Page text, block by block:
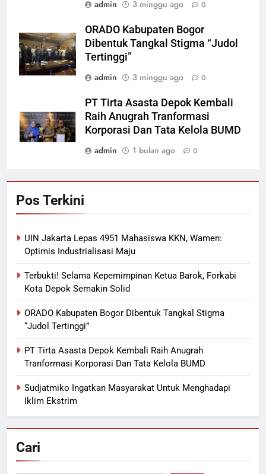
admin
3 minggu ago 0
ORADO Kabupaten Bogor
Dibentuk Tangkal Stigma “Judol
Tertinggi”
admin
3 minggu ago 0
PT Tirta Asasta Depok Kembali
Raih Anugrah Tranformasi
Korporasi Dan Tata Kelola BUMD
admin
1 bulan ago 0
Pos Terkini
UIN Jakarta Lepas 4951 Mahasiswa KKN, Wamen:
Optimis Industrialisasi Maju
Terbukti! Selama Kepemimpinan Ketua Barok, Forkabi
Kota Depok Semakin Solid
ORADO Kabupaten Bogor Dibentuk Tangkal Stigma
“Judol Tertinggi”
PT Tirta Asasta Depok Kembali Raih Anugrah
Tranformasi Korporasi Dan Tata Kelola BUMD
Sudjatmiko Ingatkan Masyarakat Untuk Menghadapi
Iklim Ekstrim
Cari